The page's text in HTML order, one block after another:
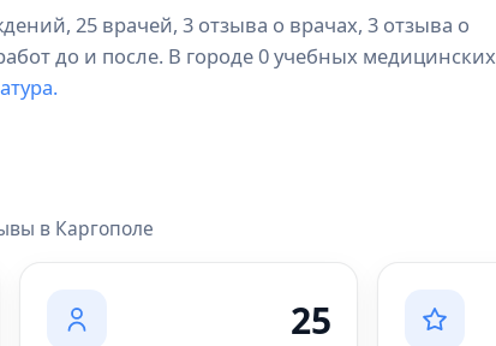
25 врачей, 3 отзыва о врачах, 3 отзыва о
до и после. В городе 0 учебных медицинских
в Каргополе
25